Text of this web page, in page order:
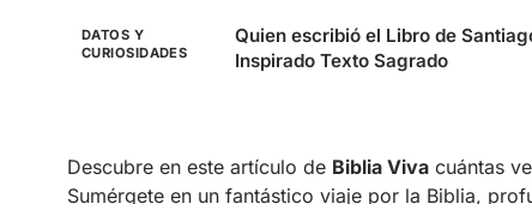
DATOS Y
CURIOSIDADES
Quien escribió el Libro de
Inspirado Texto Sagrado
Descubre en este artículo de Biblia Viva cuántas
Sumérgete en un fantástico viaje por la Biblia,